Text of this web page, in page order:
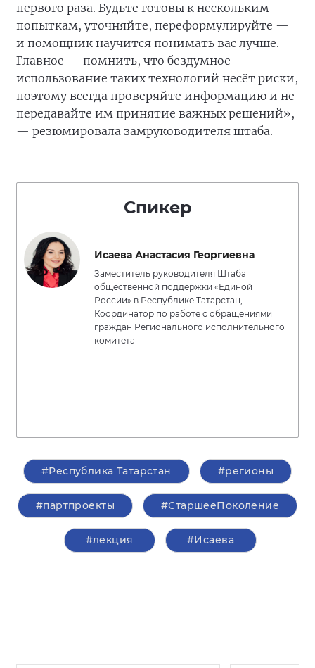
первого раза. Будьте готовы к нескольким
попыткам, уточняйте, переформулируйте —
и помощник научится понимать вас лучше.
Главное — помнить, что бездумное
использование таких технологий несёт риски,
поэтому всегда проверяйте информацию и не
передавайте им принятие важных решений»,
— резюмировала замруководителя штаба.
Спикер
Исаева Анастасия Георгиевна
Заместитель руководителя Штаба
общественной поддержки «Единой
России» в Республике Татарстан,
Координатор по работе с обращениями
граждан Регионального исполнительного
комитета
#Республика Татарстан #регионы
#партпроекты #СтаршееПоколение
#лекция #Исаева